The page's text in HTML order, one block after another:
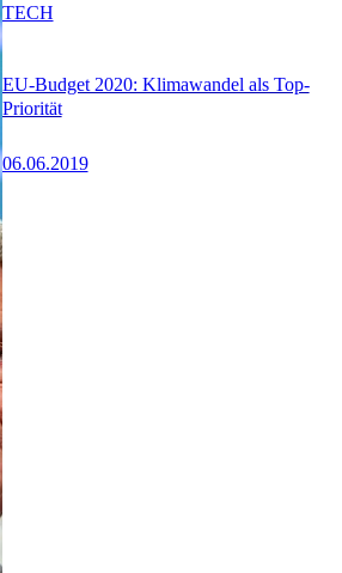
EU-Budget 2020: Klimawandel als Top-
Priorität
06.06.2019
TECH